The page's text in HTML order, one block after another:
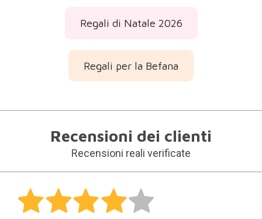
Regali di Natale 2026
Regali per la Befana
Recensioni dei clienti
Recensioni reali verificate